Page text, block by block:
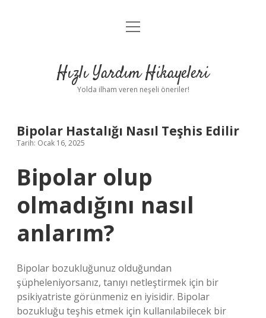
Anasayfa
Yasal Uyarı
menüyü
Hızlı Yardım Hikayeleri
Yolda ilham veren neşeli öneriler!
Bipolar Hastalığı Nasıl Teşhis Edilir
Tarih: Ocak 16, 2025
Bipolar olup
olmadığını nasıl
anlarım?
Bipolar bozukluğunuz olduğundan
şüpheleniyorsanız, tanıyı netleştirmek için bir
psikiyatriste görünmeniz en iyisidir. Bipolar
bozukluğu teşhis etmek için kullanılabilecek bir